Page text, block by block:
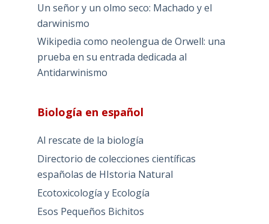
Un señor y un olmo seco: Machado y el
darwinismo
Wikipedia como neolengua de Orwell: una
prueba en su entrada dedicada al
Antidarwinismo
Biología en español
Al rescate de la biología
Directorio de colecciones científicas
españolas de HIstoria Natural
Ecotoxicología y Ecología
Esos Pequeños Bichitos